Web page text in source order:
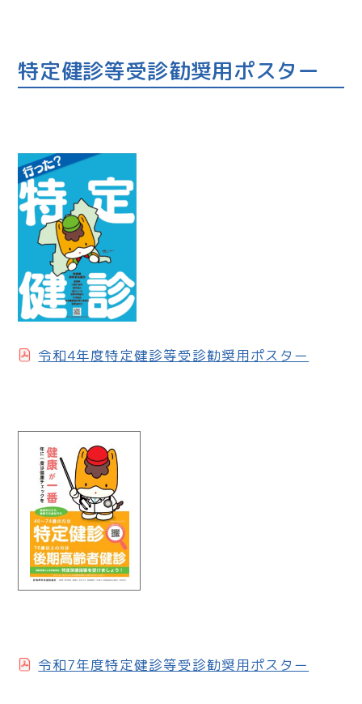
特定健診等受診勧奨用ポスター
令和4年度特定健診等受診勧奨用ポスター
令和7年度特定健診等受診勧奨用ポスター